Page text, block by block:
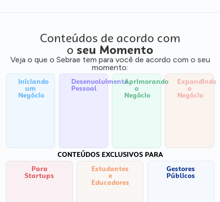
Conteúdos de acordo com
o seu Momento
Veja o que o Sebrae tem para você de acordo com o seu
momento:
Iniciando
um
Negócio
Desenvolvimento
Pessoal
Aprimorando
o
Negócio
Expandindo
o
Negócio
CONTEÚDOS EXCLUSIVOS PARA
Para
Startups
Estudantes
e
Educadores
Gestores
Públicos